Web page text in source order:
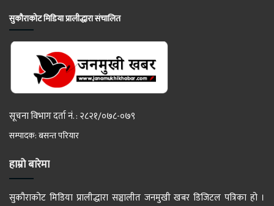
सुकौराकोट मिडिया प्रालीद्धारा संचालित
सूचना विभाग दर्ता नं. : २८२१/०७८-०७९
सम्पादक: बसन्त परियार
हाम्रो बारेमा
सुकौराकोट मिडिया प्रालीद्धारा सञ्चालीत जनमुखी खबर डिजिटल पत्रिका हो ।